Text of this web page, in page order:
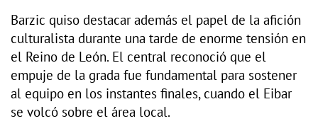
Barzic quiso destacar además el papel de la afición
culturalista durante una tarde de enorme tensión en
el Reino de León. El central reconoció que el
empuje de la grada fue fundamental para sostener
al equipo en los instantes finales, cuando el Eibar
se volcó sobre el área local.